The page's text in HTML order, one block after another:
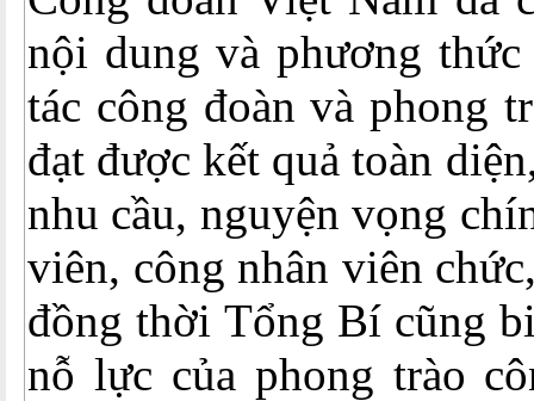
nội dung và phương
tác công đoàn và phong
đạt được kết quả toàn
nhu cầu, nguyện vọng
viên, công nhân viên
đồng thời Tổng Bí cũng
nỗ lực của phong trào